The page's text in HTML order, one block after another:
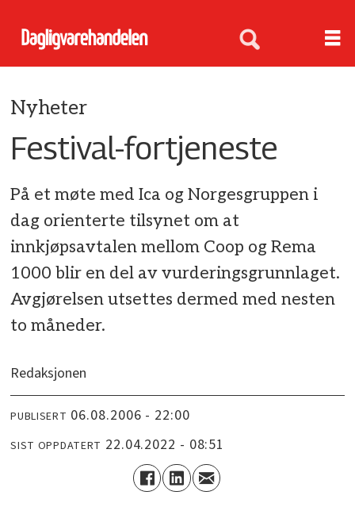
Nyheter
Festival-fortjeneste
På et møte med Ica og Norgesgruppen i
dag orienterte tilsynet om at
innkjøpsavtalen mellom Coop og Rema
1000 blir en del av vurderingsgrunnlaget.
Avgjørelsen utsettes dermed med nesten
to måneder.
Redaksjonen
PUBLISERT 06.08.2006 - 22:00
SIST OPPDATERT 22.04.2022 - 08:51